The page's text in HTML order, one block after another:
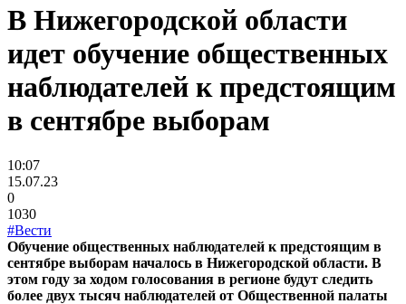
В Нижегородской области
идет обучение общественных
наблюдателей к предстоящим
в сентябре выборам
10:07
15.07.23
0
1030
#Вести
Обучение общественных наблюдателей к предстоящим в
сентябре выборам началось в Нижегородской области. В
этом году за ходом голосования в регионе будут следить
более двух тысяч наблюдателей от Общественной палаты